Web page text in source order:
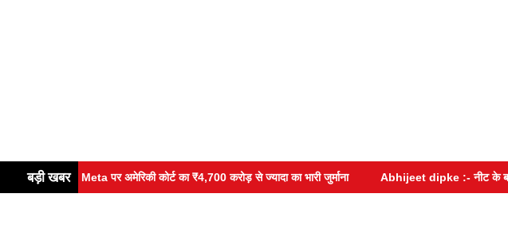
बड़ी खबर
में बड़ी चूक! Meta पर अमेरिकी कोर्ट का ₹4,700 करोड़ से ज्यादा का भारी जुर्माना Abhijeet dipke :- नीट के बाद अब